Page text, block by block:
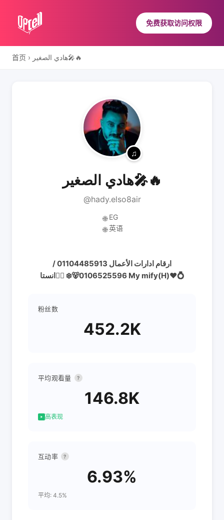
免费获取访问权限
首页 › هادي الصغير🎤🔥
هادي الصغير🎤🔥
@hady.elso8air
🌐 EG
🌐 英语
ارقام ادارات الأعمال 01104485913 /
0106525596🐻‍❄️ 👇🏻انستا My mify(H)❤️💍
粉丝数
452.2K
平均观看量 ?
146.8K
高表现
互动率 ?
6.93%
平均: 4.5%